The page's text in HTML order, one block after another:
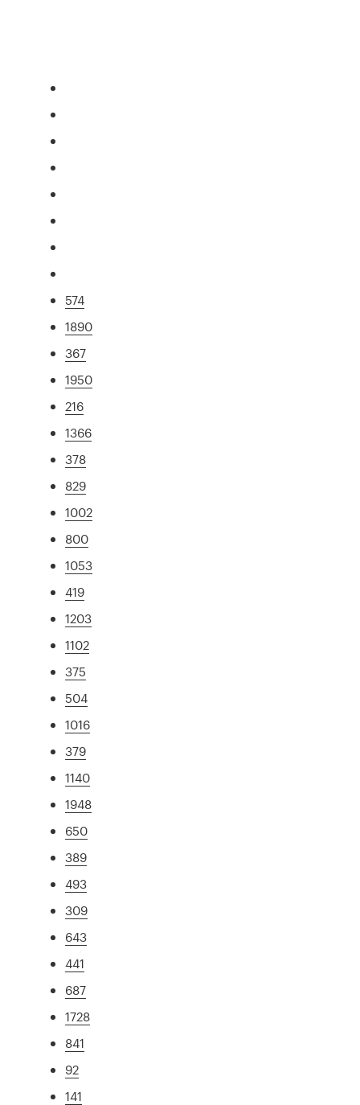
574
1890
367
1950
216
1366
378
829
1002
800
1053
419
1203
1102
375
504
1016
379
1140
1948
650
389
493
309
643
441
687
1728
841
92
141